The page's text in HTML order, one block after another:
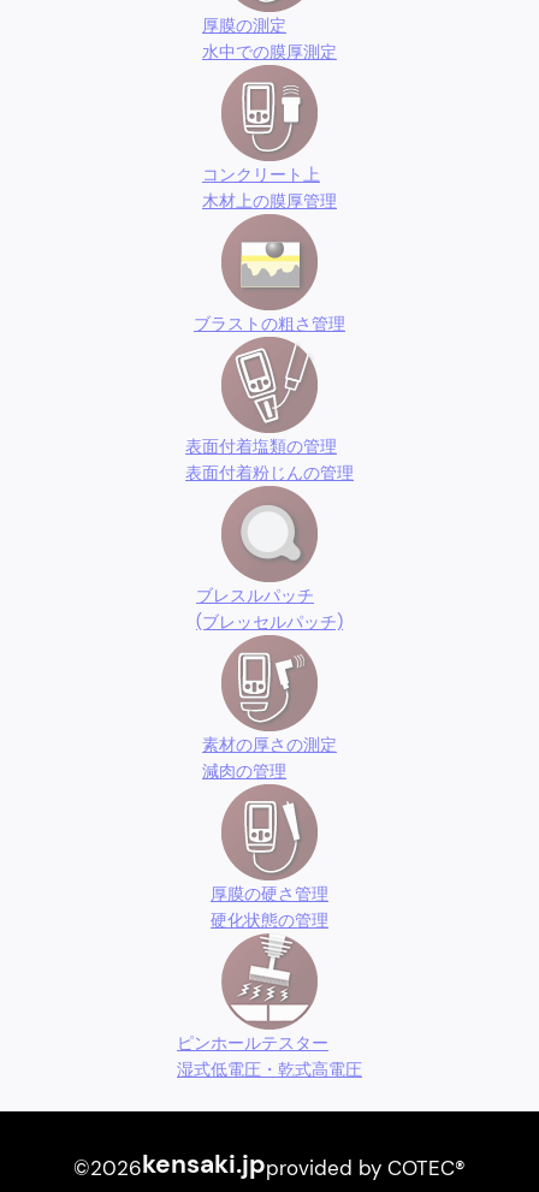
厚膜の測定
水中での膜厚測定
コンクリート上
木材上の膜厚管理
ブラストの粗さ管理
表面付着塩類の管理
表面付着粉じんの管理
ブレスルパッチ
(ブレッセルパッチ)
素材の厚さの測定
減肉の管理
厚膜の硬さ管理
硬化状態の管理
ピンホールテスター
湿式低電圧・乾式高電圧
©2026kensaki.jpprovided by COTEC®